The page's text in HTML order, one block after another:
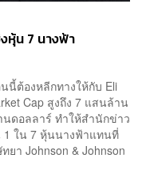
หุ้น 7 นางฟ้า
นี้ต้องหลีกทางให้กับ Eli
Cap สูงถึง 7 แสนล้าน
ดอลลาร์ ทำให้สำนักข่าว
1 ใน 7 หุ้นนางฟ้าแทนที่
ยา Johnson & Johnson